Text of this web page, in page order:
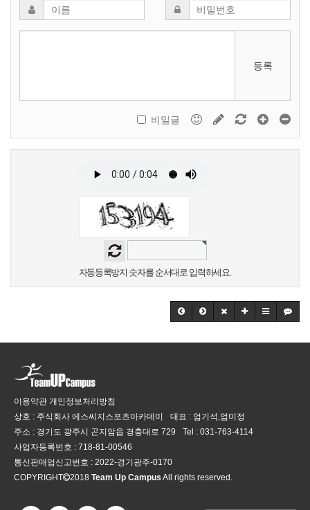
등록
비밀글
자동등록방지 숫자를 순서대로 입력하세요.
이용약관 개인정보처리방침
상호 : 주식회사 에스씨지스포츠아카데미
대표 : 엄기석,엄미정
주소 : 경기도 광주시 곤지암읍 경충대로 729
Tel : 031-763-4114
사업자등록번호 : 718-81-00546
통신판매업신고번호 : 2022-경기광주-0170
COPYRIGHT
2018 Team Up Campus All rights reserved.